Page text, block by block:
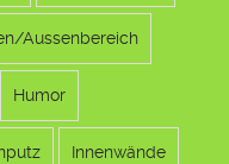
Aussenbereich
Humor
Innenwände